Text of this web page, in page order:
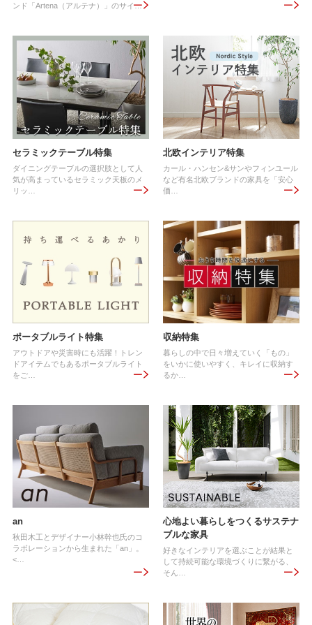
ンド「Artena（アルテナ）」のサイ…
セラミックテーブル特集
ダイニングテーブルの選択肢として人
気が高まっているセラミック天板のメ
リッ…
北欧インテリア特集
カール・ハンセン&サンやフィンユール
など有名北欧ブランドの家具を「安心
価…
ポータブルライト特集
アウトドアや災害時にも活躍！トレン
ドアイテムでもあるポータブルライト
をご…
収納特集
暮らしの中で日々増えていく「もの」
をいかに使いやすく、キレイに収納す
るか…
an
秋田木工とデザイナー小林幹也氏のコ
ラボレーションから生まれた「an」。
<…
心地よい暮らしをつくるサステナ
ブルな家具
好きなインテリアを選ぶことが結果と
して持続可能な環境づくりに繋がる、
そん…